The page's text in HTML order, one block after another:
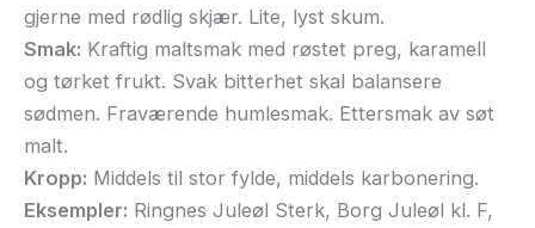
gjerne med rødlig skjær. Lite, lyst skum.
Smak: Kraftig maltsmak med røstet preg, karamell
og tørket frukt. Svak bitterhet skal balansere
sødmen. Fraværende humlesmak. Ettersmak av søt
malt.
Kropp: Middels til stor fylde, middels karbonering.
Eksempler: Ringnes Juleøl Sterk, Borg Juleøl kl. F,